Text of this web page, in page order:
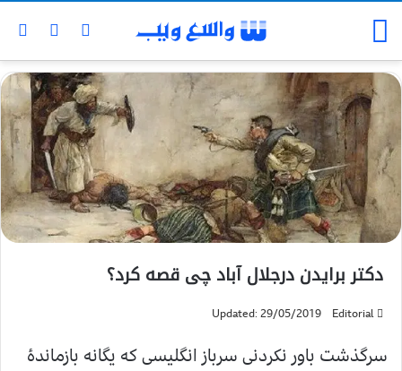
دکتر برایدن درجلال آباد چی قصه کرد؟
Editorial
Updated: 29/05/2019
سرگذشت باور نکردنی سرباز انگلیسی که یگانه بازماندۀ